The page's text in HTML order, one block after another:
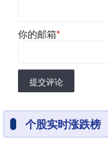
你的邮箱*
提交评论
个股实时涨跌榜